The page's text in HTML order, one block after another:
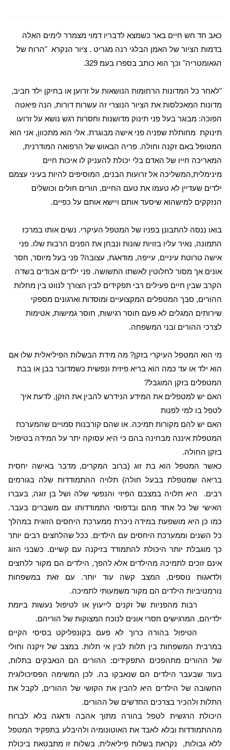
כאב חד חש חיים באר כשמצא לדבריו דמוי מצמרר לימים האלה
בדמות הציור של האמן הבלגי רנה מגריט . ציור הנקרא "הרוח של
הגאומטריה" וכך הוא כותב בספרו בעמ 329.
"לאחר כל המדונות הרחומות הנושאות על זרוען או בחיקן ילד חביב,
מדונות המאכלסות את הציור הנוצרי זה עשרות דורות, הנה פיאטה
הפוכה: מבוגר בעל פני תינוק מדושנות וחסרות רגש נושא על זרועו
תינוקת מחותלת שפניה פני אישה מבוגרת. אלי הוא מתכוון, אני הוא
המטופל באם זקנה וחולה. פריה הבאוש של הרפואה המודרנית,
המאריכה חייו של האדם בלי יכולת להעניק לו איכות חיים
מינימלית,המשליכה אל זרועות הבנים, המוסיפים להיות בעיני עצמם
ילדים שעדיין לא טעמו את טעם החיים, הורים חולים וכושלים
הנזקקים למישהוא שיסעד אותם ויישא אותם על כפיים.
בואו ננסה להתבונן בפניו של המטפל העיקרי. נשים אותו במרכז
התמונה, נאיר עליו בזויות שונות ונבחן את הפנים הרבות שלו. פני
אישה טרוטת עיניים, עייפה, מודאגת, עצובה? פני בעל מיוסר, חסר
אונים אך מסור לחלוטין לאשתו התשושה. פני ילדים אבודים בשדה
הקרב שבין חיים פעילים רבי תפקידים לבין הצורך לנווט בין מחלות
ההורים, סבך המטפלים המקצועיים ומוסדות וארגונים מספקי
שירותים המגלים לא פעם חוסר רגישות, חוסר גמישות, אטימות
לצרכי ההורים ובני המשפחה.
מי הוא המטפל העיקרי בזקן? מה מידת הבשלות הפיליאלית שלו אם
הוא ילד או עד כמה הוא בריא פיזית ונפשית כשמדובר בבן או בבת
המטפלים בזקן המוגבל?
האם יש למטפלים את המידע הנידרש להבין את הזקן, לדעת איך
לטפל בו למי לפנות
האם יש להם מקורות תמיכה. או שהם קורבנות סמויים שהמערכת
המטפלת איננה מבחינה בהם כי היא עסוקה יתר על המידה בטיפול
בזקן החולה.
כאשר המטפל הוא בת זוג (ברוב המקרים, מדבר באישה יחסית
בריאה שמטפלת בבעל חולה) תלויה ההתמודדות שלה בגורמים
רבים.
היא תלויה במצבם הפיזי והנפשי שלה ושל בן זוגה, בעברו
האישי של כל אחד מהם ובדפוסי התמודדותו עם משברים בעבר.
כמו כן היא מושפעת במידה ניכרת ממערכת היחסים הזוגית במהלך
כל השנים וממערכת היחסים עם הילדים. ככל שהלחצים רבים יותר
כך מוגבלת יותר היכולת להתמודד בזיקנה עם קשיים. כשבני הזוג
אינם זוכים לתמיכה מהילדים אלא להפך, הילדים הם מקור ללחצים
ולדאגות נוספים, המצב קשה עוד יותר. עם זאת במשפחות
נורמטיביות הילדים הם מקור משמעותי לתמיכה.
רבות מהפניות של זקנים לייעוץ או לטיפול נעשות ביזמת
ילדיהם, המרגישים חסרי אונים לנוכח המצוקות של הוריהם.
הטיפול בהורה כרוך לא פעם בקונפליקט בסיסי הקיים
במרבית המשפחות בין תלות לבין אי תלות. במצב של זיקנה וחולי
של ההורים מתהפכים התפקידים: ההורים הם הנאבקים בתלות,
בעוד שבעבר הילדים הם שנאבקו בה. לכן המשימה הפסיכולוגית
החשובה של הילדים היא להבין את הקושי של ההורים, לקבל את
התלות ולהכיר בצרכים החדשים של ההורים.
היכולת הרגשית לטפל בהורה מתוך אהבה ודאגה בלא לברוח
מההתמודדות ובלא לאבד את האוטונומיה ולהיבלע בתפקיד המטפל
ללא גבולות,
נקראת בשלות פיליאלית. בשלות זו מתבטאת ביכולת